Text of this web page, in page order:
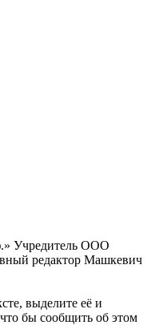
Учредитель ООО
редактор Машкевич
выделите её и
бы сообщить об этом